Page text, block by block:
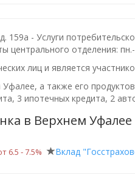
- Услуги
центрального отделения:
лиц и является
а также его
3 ипотечных кредита, 2
в Верхнем Уфалее
6.5 ‑ 7.5% Вклад